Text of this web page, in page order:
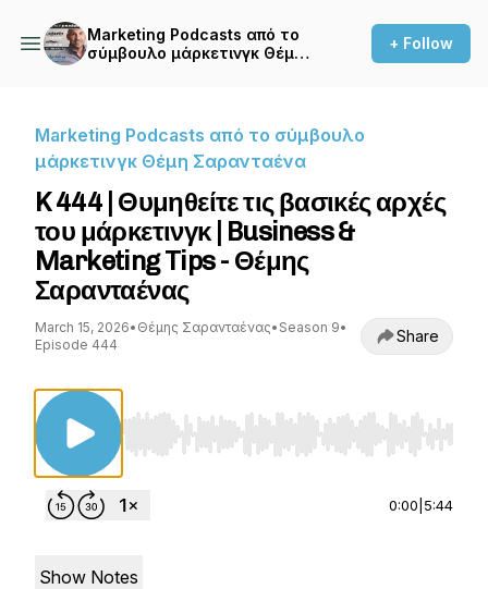
Marketing Podcasts από το
σύμβουλο μάρκετινγκ Θέμη
+ Follow
Marketing Podcasts από το σύμβουλο
μάρκετινγκ Θέμη Σαρανταένα
K 444 | Θυμηθείτε τις βασικές αρχές
του μάρκετινγκ | Business &
Marketing Tips - Θέμης
Σαρανταένας
March 15, 2026• Θέμης Σαρανταένας• Season 9•
Episode 444
Share
Use Left/Right to seek, Home/End to jump to
0:00 5:44
Show Notes